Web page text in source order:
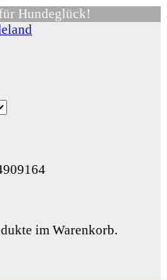
Hundeglück!
im Warenkorb.